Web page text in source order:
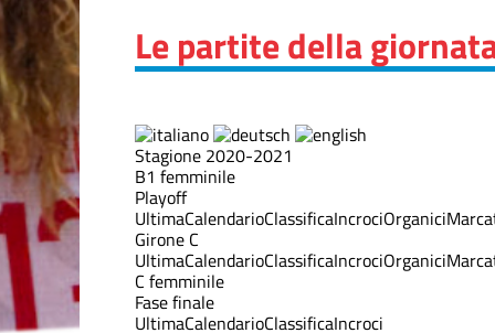
Le partite della
Stagione 2020-2021
B1 femminile
Playoff
UltimaCalendarioClassificaIncrociOrganici
Girone C
UltimaCalendarioClassificaIncrociOrganici
C femminile
Fase finale
UltimaCalendarioClassificaIncroci